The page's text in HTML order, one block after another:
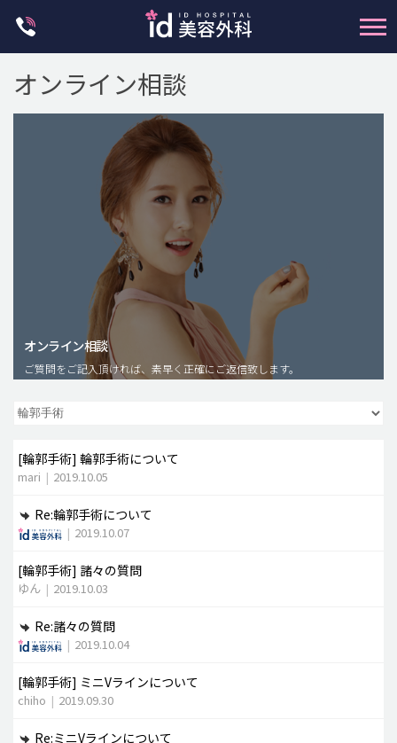
脂肪注入(アンチエイジング)
豊胸手術・バストアップ
メンズ整形
idリアルストーリー
idニュース
安全整形
ご相談のお問い合わせ
オンライン相談
オンライン相談
ご質問をご記入頂ければ、素早く正確にご返信致します。
[輪郭手術] 輪郭手術について
mari | 2019.10.05
Re:輪郭手術について
| 2019.10.07
[輪郭手術] 諸々の質問
ゆん | 2019.10.03
Re:諸々の質問
| 2019.10.04
[輪郭手術] ミニVラインについて
chiho | 2019.09.30
Re:ミニVラインについて